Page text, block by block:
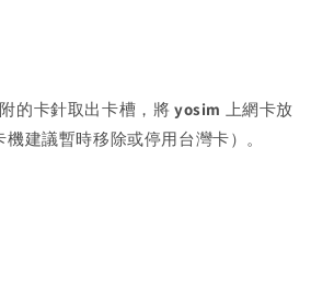
的卡針取出卡槽，將yosim
上網卡放
機建議暫時移除或停用台灣卡）。